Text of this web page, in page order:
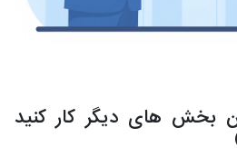
بخش های دیگر کار کنید